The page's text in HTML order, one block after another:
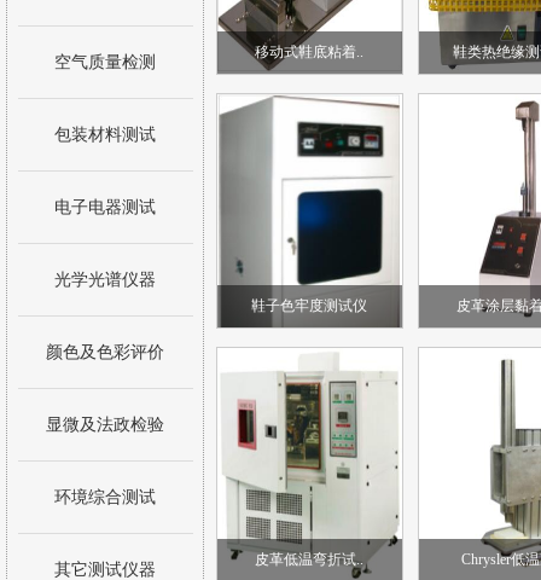
空气质量检测
包装材料测试
电子电器测试
光学光谱仪器
颜色及色彩评价
显微及法政检验
环境综合测试
其它测试仪器
移动式鞋底粘着.. 鞋类热绝缘
鞋子色牢度测试仪 皮革涂层黏
皮革低温弯折试.. Chrysler低